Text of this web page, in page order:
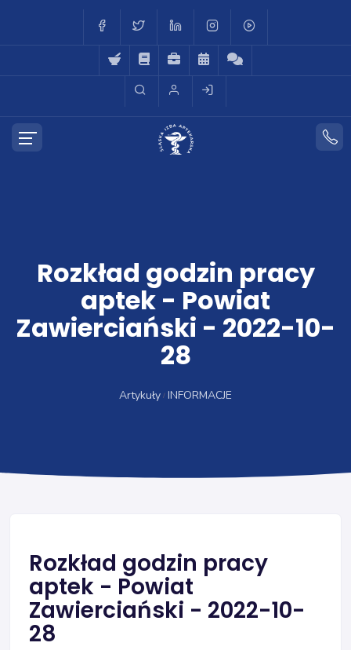
Rozkład godzin pracy
aptek - Powiat
Zawierciański - 2022-10-
28
Artykuły INFORMACJE
Rozkład godzin pracy
aptek - Powiat
Zawierciański - 2022-10-
28